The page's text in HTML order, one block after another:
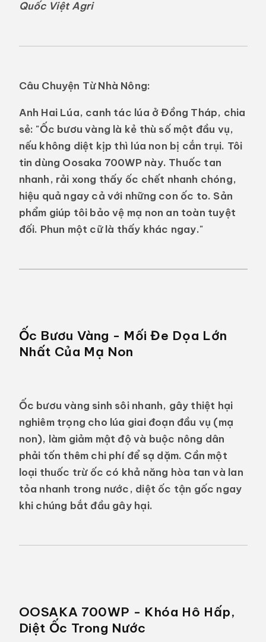
Quốc Việt Agri
Câu Chuyện Từ Nhà Nông:
Anh Hai Lúa, canh tác lúa ở Đồng Tháp, chia
sẻ: "Ốc bươu vàng là kẻ thù số một đầu vụ,
nếu không diệt kịp thì lúa non bị cắn trụi. Tôi
tin dùng Oosaka 700WP này. Thuốc tan
nhanh, rải xong thấy ốc chết nhanh chóng,
hiệu quả ngay cả với những con ốc to. Sản
phẩm giúp tôi bảo vệ mạ non an toàn tuyệt
đối. Phun một cữ là thấy khác ngay."
Ốc Bươu Vàng - Mối Đe Dọa Lớn
Nhất Của Mạ Non
Ốc bươu vàng sinh sôi nhanh, gây thiệt hại
nghiêm trọng cho lúa giai đoạn đầu vụ (mạ
non), làm giảm mật độ và buộc nông dân
phải tốn thêm chi phí để sạ dặm. Cần một
loại thuốc trừ ốc có khả năng hòa tan và lan
tỏa nhanh trong nước, diệt ốc tận gốc ngay
khi chúng bắt đầu gây hại.
OOSAKA 700WP - Khóa Hô Hấp,
Diệt Ốc Trong Nước